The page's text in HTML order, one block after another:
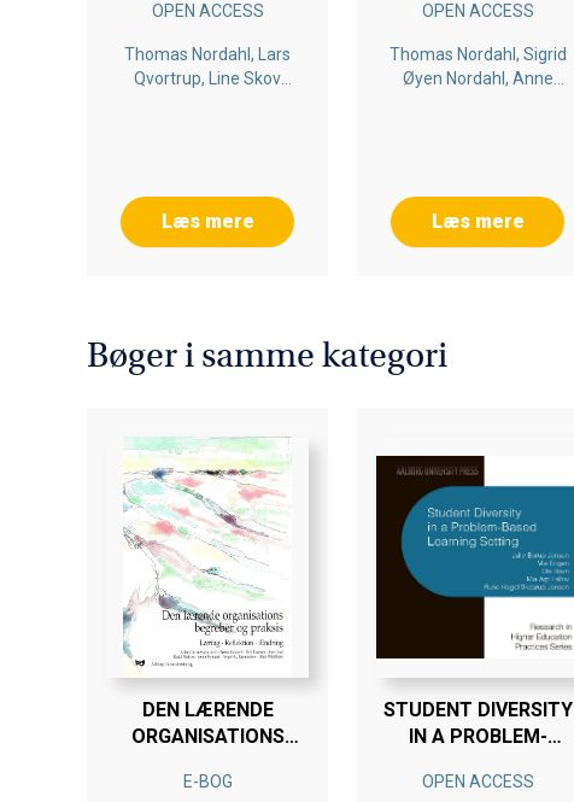
KOMMUNE 2014
OPEN ACCESS
Thomas Nordahl, Lars
Qvortrup, Line Skov
Læs mere
OPEN ACCESS
Thomas Nordahl, Sigrid
Øyen Nordahl, Anne
Læs mere
Bøger i samme kategori
DEN LÆRENDE
ORGANISATIONS
PRAKSIS
E-BOG
STUDENT DIVERSITY
IN A PROBLEM-
SETTING
OPEN ACCESS